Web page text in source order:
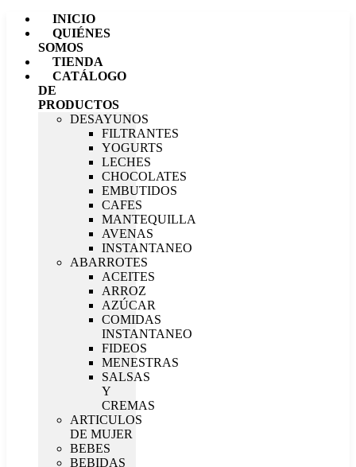
INICIO
QUIÉNES
SOMOS
TIENDA
CATÁLOGO
DE
PRODUCTOS
DESAYUNOS
FILTRANTES
YOGURTS
LECHES
CHOCOLATES
EMBUTIDOS
CAFES
MANTEQUILLA
AVENAS
INSTANTANEO
ABARROTES
ACEITES
ARROZ
AZÚCAR
COMIDAS
INSTANTANEO
FIDEOS
MENESTRAS
SALSAS
Y
CREMAS
ARTICULOS
DE MUJER
BEBES
BEBIDAS